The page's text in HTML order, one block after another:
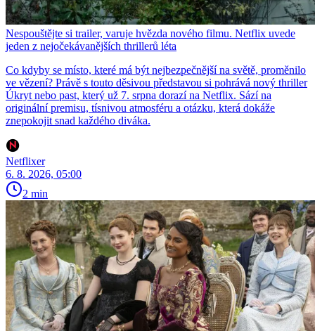
Nespouštějte si trailer, varuje hvězda nového filmu. Netflix uvede
jeden z nejočekávanějších thrillerů léta
Co kdyby se místo, které má být nejbezpečnější na světě, proměnilo
ve vězení? Právě s touto děsivou představou si pohrává nový thriller
Úkryt nebo past, který už 7. srpna dorazí na Netflix. Sází na
originální premisu, tísnivou atmosféru a otázku, která dokáže
znepokojit snad každého diváka.
Netflixer
6. 8. 2026, 05:00
2 min